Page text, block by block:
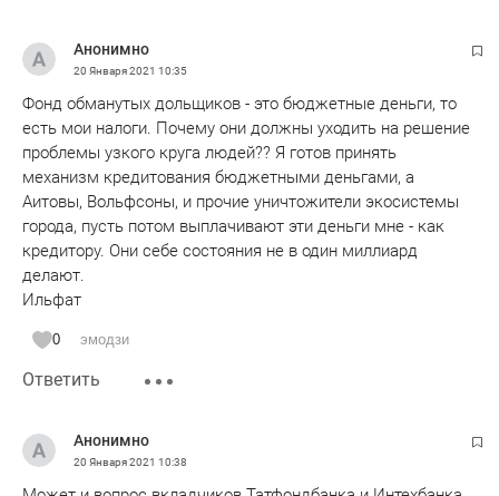
Анонимно
20 Января 2021 10:35
Фонд обманутых дольщиков - это бюджетные деньги, то
есть мои налоги. Почему они должны уходить на решение
проблемы узкого круга людей?? Я готов принять
механизм кредитования бюджетными деньгами, а
Аитовы, Вольфсоны, и прочие уничтожители экосистемы
города, пусть потом выплачивают эти деньги мне - как
кредитору. Они себе состояния не в один миллиард
делают.
Ильфат
0 эмодзи
Ответить
Анонимно
20 Января 2021 10:38